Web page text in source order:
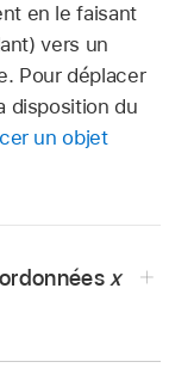
en le faisant
vers un
Pour déplacer
disposition du
un objet
x